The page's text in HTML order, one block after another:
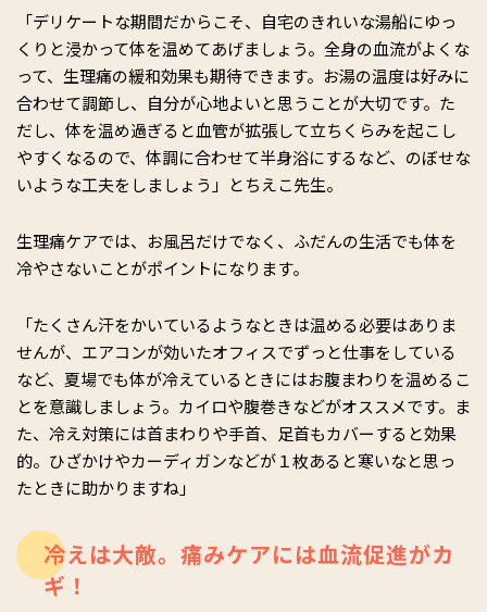
「デリケートな期間だからこそ、自宅のきれいな湯船にゆっ
くりと浸かって体を温めてあげましょう。全身の血流がよくな
って、生理痛の緩和効果も期待できます。お湯の温度は好みに
合わせて調節し、自分が心地よいと思うことが大切です。た
だし、体を温め過ぎると血管が拡張して立ちくらみを起こし
やすくなるので、体調に合わせて半身浴にするなど、のぼせな
いような工夫をしましょう」とちえこ先生。
生理痛ケアでは、お風呂だけでなく、ふだんの生活でも体を
冷やさないことがポイントになります。
「たくさん汗をかいているようなときは温める必要はありま
せんが、エアコンが効いたオフィスでずっと仕事をしている
など、夏場でも体が冷えているときにはお腹まわりを温めるこ
とを意識しましょう。カイロや腹巻きなどがオススメです。ま
た、冷え対策には首まわりや手首、足首もカバーすると効果
的。ひざかけやカーディガンなどが１枚あると寒いなと思っ
たときに助かりますね」
冷えは大敵。痛みケアには血流促進がカ
ギ！